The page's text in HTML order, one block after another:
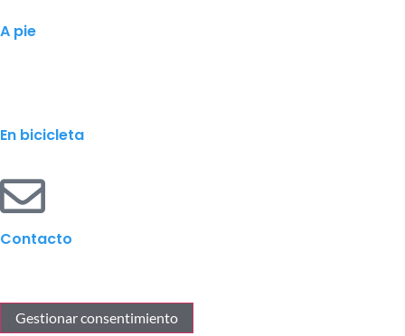
A pie
En bicicleta
Contacto
Gestionar consentimiento